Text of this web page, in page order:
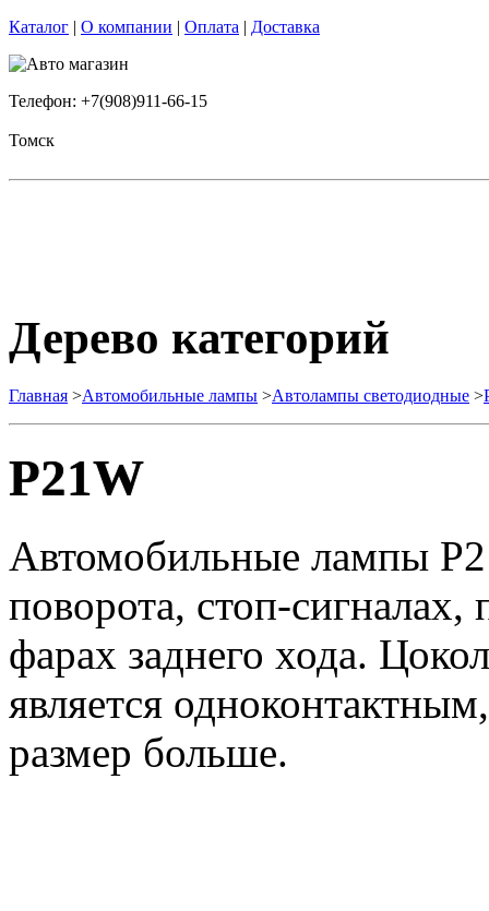
Каталог | О компании | Оплата | Доставка
Телефон: +7(908)911-66-15
Томск
Дерево категорий
Главная >Автомобильные лампы >Автолампы светодиодные >
P21W
Автомобильные лампы
поворота, стоп-
фарах заднего хода.
является
размер больше.